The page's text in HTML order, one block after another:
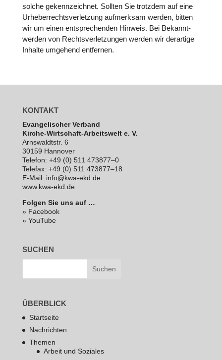
solche gekenn­zeich­net. Sollten Sie trotzdem auf eine
Urhe­ber­rechts­ver­let­zung auf­merk­sam werden, bitten
wir um einen ent­spre­chen­den Hinweis. Bei Bekannt­
wer­den von Rechts­ver­let­zun­gen werden wir der­ar­tige
Inhalte umgehend ent­fer­nen.
KONTAKT
Evan­ge­li­scher Verband
Kirche-Wirt­schaft-Arbeits­welt e. V.
Arns­waldt­str. 6
30159 Hannover
Telefon: +49 (0) 511 473877–0
Telefax: +49 (0) 511 473877–18
E‑Mail: info@kwa-ekd.de
www.kwa-ekd.de
Folgen Sie uns auf …
» Facebook
» YouTube
SUCHEN
ÜBERBLICK
Startseite
Nachrichten
Themen
Arbeit und Soziales